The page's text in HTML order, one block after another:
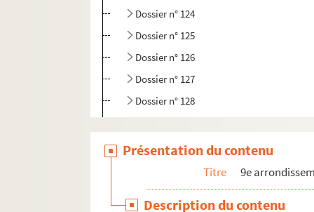
Dossier n° 124
Dossier n° 125
Dossier n° 126
Dossier n° 127
Dossier n° 128
Dossier n° 130
Dossier n° 132
Présentation du contenu
Titre 9e
Description du contenu